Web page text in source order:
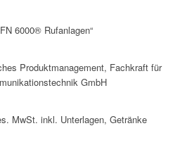
6000® Rufanlagen“
Produktmanagement, Fachkraft für
GmbH
MwSt. inkl. Unterlagen, Getränke